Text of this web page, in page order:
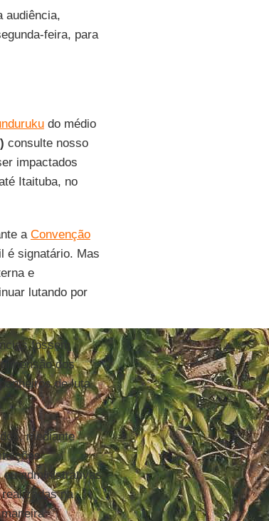
audiência,
feira, para
do médio
consulte nosso
impactados
Itaituba, no
a Convenção
é signatário. Mas
e
lutando por
fossem
dos
de luta
mediante
administrativas
na